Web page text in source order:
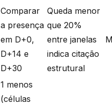
Comparar
a presença
em D+0,
D+14 e
D+30
Queda menor
que 20%
entre janelas
indica citação
estrutural
1 menos
(células